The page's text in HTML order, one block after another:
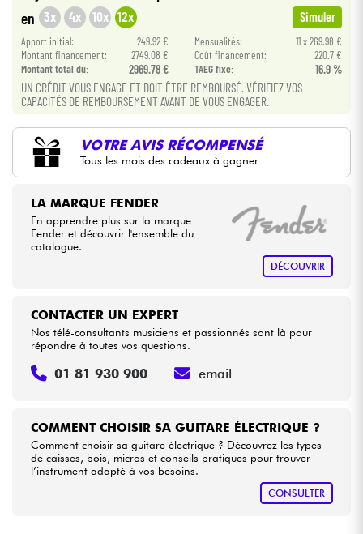
Packs
Voir nos marques
en 3x 4x 10x 12x Simuler
Apport initial: 249.92 € Mensualités:
11 x 269.98 €
Montant financement:
2749.08 € Coût financement:
220.7 €
Montant total dù:
2969.78 € TAEG fixe: 16.9 %
UN CRÉDIT VOUS ENGAGE ET DOIT ÊTRE REMBOURSÉ. VÉRIFIEZ VOS
CAPACITÉS DE REMBOURSEMENT AVANT DE VOUS ENGAGER.
VOTRE AVIS RÉCOMPENSÉ
Tous les mois des cadeaux à gagner
LA MARQUE FENDER
En apprendre plus sur la marque
Fender et découvrir l'ensemble du
catalogue.
DÉCOUVRIR
COMMENT CHOISIR SA GUITARE ÉLECTRIQUE ?
Comment choisir sa guitare électrique ? Découvrez les types
de caisses, bois, micros et conseils pratiques pour trouver
l’instrument adapté à vos besoins.
CONSULTER
CONTACTER UN EXPERT
Nos télé-consultants musiciens et passionnés sont là pour
répondre à toutes vos questions.
01 81 930 900 email